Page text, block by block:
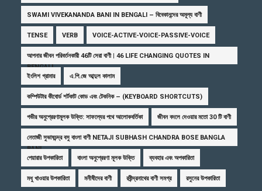
SWAMI VIVEKANANDA BANI IN BENGALI – বিবেকানন্দের অমূল্য বাণী
TENSE VERB VOICE-ACTIVE-VOICE-PASSIVE-VOICE
আপনার জীবন পরিবর্তনকারী 46টি সেরা বাণী | 46 LIFE CHANGING QUOTES IN
BENGALI
ইংলিশ গ্রামার
এ.পি.জে আব্দুল কালাম
কম্পিউটার কীবোর্ড শর্টকাট কোড এবং টেকনিক – (KEYBOARD SHORTCUTS)
গভীর অনুপ্রেরণামূলক উক্তি: সাফল্যের পথে আলোকবর্তিকা জীবন বদলে দেওয়ার মতো 30 টি বাণী
নেতাজী সুভাষচন্দ্র বসু বাংলা বাণী NETAJI SUBHASH CHANDRA BOSE BANGLA
BANI
পেয়ারার উপকারিতা
বাংলা অনুপ্রেরণা মূলক উক্তি ব্যবহার এবং অপকারিতা
মধু খাওয়ার উপকারিতা মনীষীদের বাণী রবীন্দ্রনাথের বাণী সমগ্র রসুনের উপকারিতা